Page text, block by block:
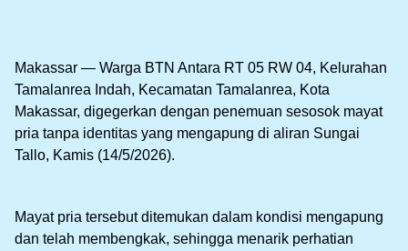
Makassar — Warga BTN Antara RT 05 RW 04, Kelurahan
Tamalanrea Indah, Kecamatan Tamalanrea, Kota
Makassar, digegerkan dengan penemuan sesosok mayat
pria tanpa identitas yang mengapung di aliran Sungai
Tallo, Kamis (14/5/2026).
Mayat pria tersebut ditemukan dalam kondisi mengapung
dan telah membengkak, sehingga menarik perhatian